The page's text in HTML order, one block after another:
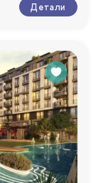
Детали